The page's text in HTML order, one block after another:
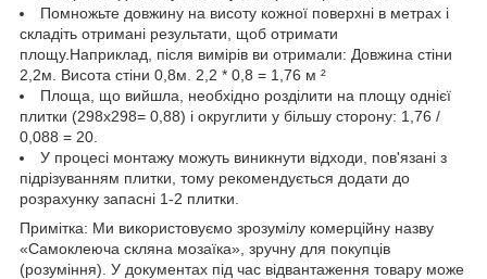
Помножьте довжину на висоту кожної поверхні в метрах і
складіть отримані результати, щоб отримати
площу.Наприклад, після вимірів ви отримали: Довжина стіни
2,2м. Висота стіни 0,8м. 2,2 * 0,8 = 1,76 м ²
Площа, що вийшла, необхідно розділити на площу однієї
плитки (298х298= 0,88) і округлити у більшу сторону: 1,76 /
0,088 = 20.
У процесі монтажу можуть виникнути відходи, пов'язані з
підрізуванням плитки, тому рекомендується додати до
розрахунку запасні 1-2 плитки.
Примітка: Ми використовуємо зрозумілу комерційну назву
«Самоклеюча скляна мозаїка», зручну для покупців
(розуміння). У документах під час відвантаження товару може